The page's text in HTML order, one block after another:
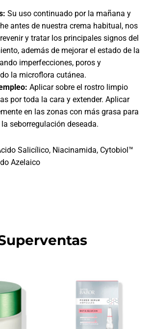
Su uso continuado por la mañana y
antes de nuestra crema habitual, nos
y tratar los principales signos del
además de mejorar el estado de la
imperfecciones, poros y
la microflora cutánea.
Aplicar sobre el rostro limpio
por toda la cara y extender. Aplicar
en las zonas con más grasa para
seborregulación deseada.
Salicílico, Niacinamida, Cytobiol™
Azelaico